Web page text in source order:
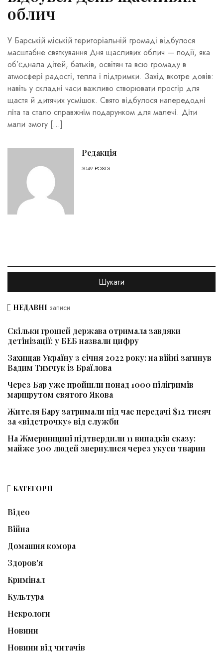
облич
У Барській міській територіальній громаді відбулося
масштабне святкування Дня щасливих облич — події, яка
об’єднала дітей, батьків, освітян та всю громаду в
атмосфері радості, тепла і підтримки. Захід вкотре довів:
навіть у складні часи важливо створювати простір для
щастя й дитячих усмішок. Свято відбулося напередодні
літа та стало справжнім подарунком для малечі. Діти
мали змогу […]
Редакція
3049 POSTS
НЕДАВНІ записи
Скільки грошей держава отримала завдяки
детінізації: у БЕБ назвали цифру
Захищав Україну з січня 2022 року: на війні загинув
Вадим Тимчук із Браїлова
Через Бар уже пройшли понад 1000 пілігримів
маршрутом святого Якова
Жителя Бару затримали під час передачі $12 тисяч
за «відстрочку» від служби
На Жмеринщині підтвердили 11 випадків сказу:
майже 300 людей звернулися через укуси тварин
КАТЕГОРІЇ
Відео
Війна
Домашня комора
Здоров'я
Кримінал
Культура
Некрологи
Новини
Новини від читачів